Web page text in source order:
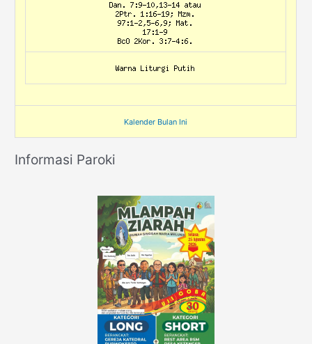
Kalender Bulan Ini
Informasi Paroki